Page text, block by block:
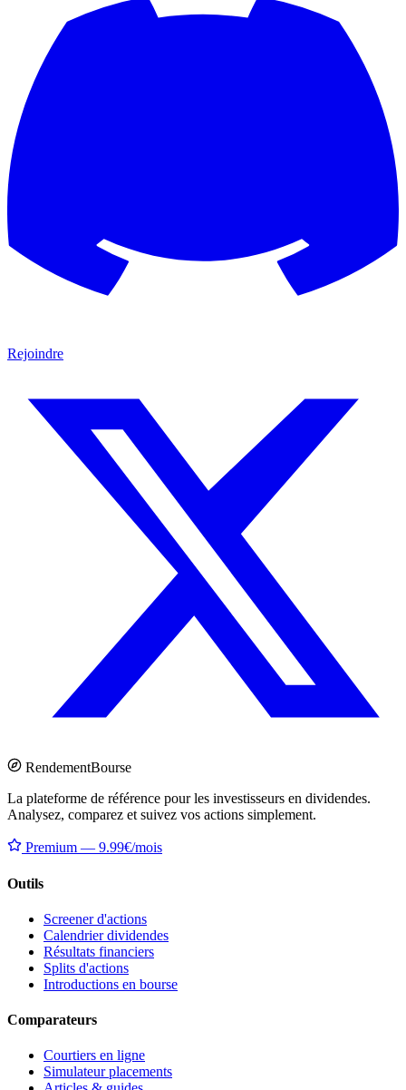
Rejoindre
RendementBourse
La plateforme de référence pour les investisseurs en dividendes.
Analysez, comparez et suivez vos actions simplement.
Premium — 9.99€/mois
Outils
Screener d'actions
Calendrier dividendes
Résultats financiers
Splits d'actions
Introductions en bourse
Comparateurs
Courtiers en ligne
Simulateur placements